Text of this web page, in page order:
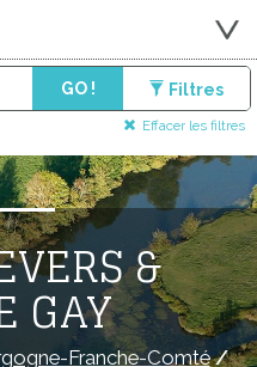
GO ! Filtres
Effacer les filtres
&
GAY
Franche-Comté/